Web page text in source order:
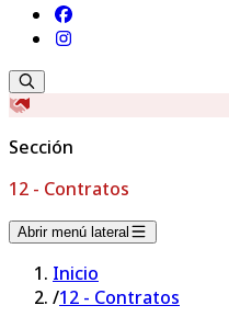
Sección
12 - Contratos
Abrir menú lateral
Inicio
/12 - Contratos